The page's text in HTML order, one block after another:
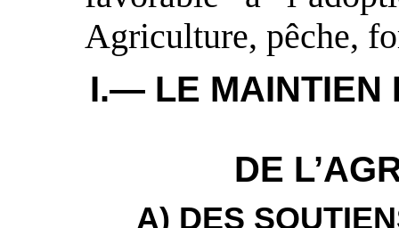
Agriculture, pêche,
I.— LE MAINTIEN
DE
A) DES